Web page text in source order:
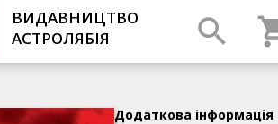
ВИДАВНИЦТВО
АСТРОЛЯБІЯ
Додаткова інформація